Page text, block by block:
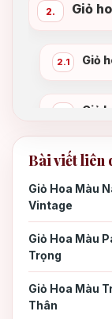
2. Giỏ
2.1 Giỏ
Giỏ
2.3 Giỏ
2.4
2.5
Bài viết liên
Giỏ Hoa Màu
Vintage
Giỏ Hoa Màu
Trọng
Giỏ Hoa Màu
Thân